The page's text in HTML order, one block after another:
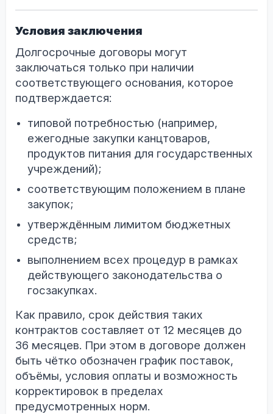
Условия заключения
Долгосрочные договоры могут
заключаться только при наличии
соответствующего основания, которое
подтверждается:
типовой потребностью (например,
ежегодные закупки канцтоваров,
продуктов питания для государственных
учреждений);
соответствующим положением в плане
закупок;
утверждённым лимитом бюджетных
средств;
выполнением всех процедур в рамках
действующего законодательства о
госзакупках.
Как правило, срок действия таких
контрактов составляет от 12 месяцев до
36 месяцев. При этом в договоре должен
быть чётко обозначен график поставок,
объёмы, условия оплаты и возможность
корректировок в пределах
предусмотренных норм.